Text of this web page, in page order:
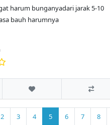
harum bunganyadari jarak 5-10
bauh harumnya
2 3 4 5 6 7 8